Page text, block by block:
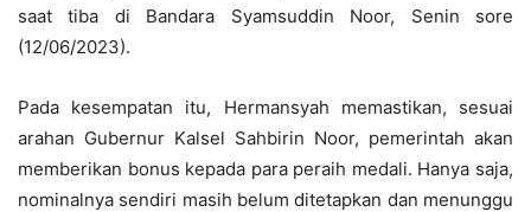
saat tiba di Bandara Syamsuddin Noor, Senin sore
(12/06/2023).
Pada kesempatan itu, Hermansyah memastikan, sesuai
arahan Gubernur Kalsel Sahbirin Noor, pemerintah akan
memberikan bonus kepada para peraih medali. Hanya saja,
nominalnya sendiri masih belum ditetapkan dan menunggu